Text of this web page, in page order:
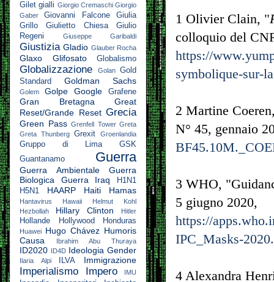
1 Olivier Clain, "
colloquio del
https://
symbolique-sur-
2 Martine
N° 45, gennaio
3 WHO,
5 giugno 2020,
https://
IPC_Masks-
4 Alexandra
Gilet gialli Giorgio Cremaschi Giorgio
Gaber
Giovanni Falcone
Giulia
Grillo
Giulietto Chiesa
Giulio
Regeni
Giuseppe Garibaldi
Giustizia Gladio Glauber Rocha
Glaxo Glifosato Globalismo
Globalizzazione Golan Gold
Standard
Goldman Sachs
Golem Golpe Google Grafene
Gran Bretagna
Great
Reset/Grande Reset Grecia
Green Pass Grenfell Tower Greta
Greta Thunberg Grexit Groenlandia
Gruppo di Lima
GSK
Guantanamo
Guerra
Guerra Ambientale
Guerra
Biologica
Guerra Iraq
H1N1
H5N1
HAARP Haiti Hamas
Hantavirus Hawaii
Helmut Kohl
Hezbollah
Hillary Clinton Hitler
Hollande Hollywood Honduras
Huawei Hugo Chávez Humoris
Causa
Ibrahim Abu Thuraya
ID2020 ID4D Ideologia Gender
Ilaria Alpi ILVA Immigrazione
Imperialismo Impero IMU